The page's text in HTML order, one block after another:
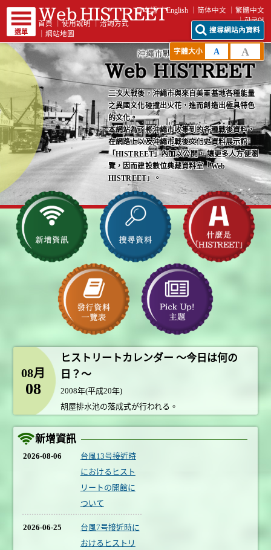
選單
首頁 ｜使用說明 ｜洽詢方式
｜網站地圖
日本語 English 简体中文
繁體中文
한국어
搜尋網站內資料
字體大小 A A
二次大戰後，沖繩市與來自美軍基地各種能量
之異國文化碰撞出火花，進而創造出極具特色
的文化。
本網站為了將沖繩市收集到的各種戰後資料，
在網路上以及沖繩市戰後文化史資料展示館
「HISTREET」內加以公開， 讓更多人方便瀏
覽，因而建設數位典藏資料室「Web
HISTREET」。
08月
08
ヒストリートカレンダー ～今日は何の
日？～
2008年(平成20年)
胡屋排水池の落成式が行われる。
新增資訊
2026-08-06
台風13号接近時
におけるヒスト
リートの開館に
ついて
2026-06-25
台風7号接近時に
おけるヒストリ